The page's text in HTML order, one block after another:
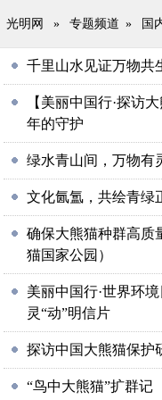
光明网 » 专题频道 » 国
千里山水见证万物共
【美丽中国行·探访
年的守护
绿水青山间，万物有
文化氤氲，共绘青绿
确保大熊猫种群高质
猫国家公园）
美丽中国行·世界环
灵“动”明信片
探访中国大熊猫保护
“鸟中大熊猫”扩群记